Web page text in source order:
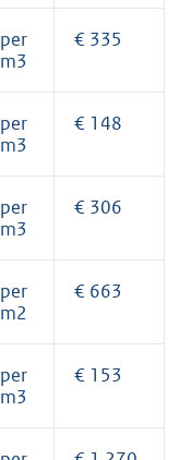
per
m3
€ 335
per
m3
€ 148
per
m3
€ 306
per
m2
€ 663
per
m3
€ 153